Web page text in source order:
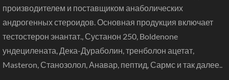
производителем и поставщиком анаболических
андрогенных стероидов. Основная продукция включает
тестостерон энантат., Сустанон 250, Boldenone
ундецилената, Дека-Дураболин, тренболон ацетат,
Masteron, Станозолол, Анавар, пептид, Сармс и так далее..